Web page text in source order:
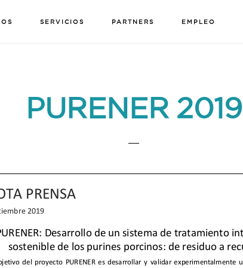
SERVICIOS PARTNERS EMPLEO
PURENER 2019